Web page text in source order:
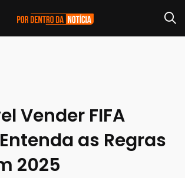
Vender FIFA
as Regras
2025